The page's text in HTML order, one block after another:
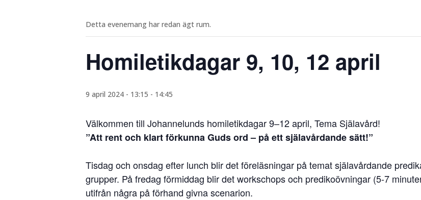
Detta evenemang har redan ägt rum.
Homiletikdagar 9, 10, 12 april
9 april 2024 - 13:15 - 14:45
Välkommen till Johannelunds homiletikdagar 9–12 april, Tema Själavård!
”Att rent och klart förkunna Guds ord – på ett själavårdande sätt!”
Tisdag och onsdag efter lunch blir det föreläsningar på temat själavårdande
grupper. På fredag förmiddag blir det workschops och predikoövningar (5-7
utifrån några på förhand givna scenarion.